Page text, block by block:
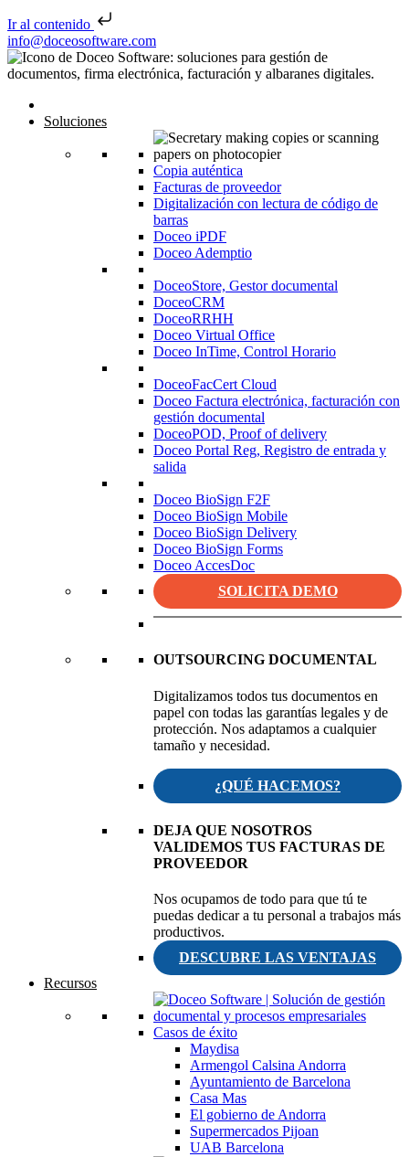
Ir al contenido
Saltar al contenido
info@doceosoftware.com
Soluciones
Copia auténtica
Facturas de proveedor
Digitalización con lectura de código de
barras
Doceo iPDF
Doceo Ademptio
DoceoStore, Gestor documental
DoceoCRM
DoceoRRHH
Doceo Virtual Office
Doceo InTime, Control Horario
DoceoFacCert Cloud
Doceo Factura electrónica, facturación con
gestión documental
DoceoPOD, Proof of delivery
Doceo Portal Reg, Registro de entrada y
salida
Doceo BioSign F2F
Doceo BioSign Mobile
Doceo BioSign Delivery
Doceo BioSign Forms
Doceo AccesDoc
SOLICITA DEMO
OUTSOURCING DOCUMENTAL
Digitalizamos todos tus documentos en
papel con todas las garantías legales y de
protección. Nos adaptamos a cualquier
tamaño y necesidad.
¿QUÉ HACEMOS?
DEJA QUE NOSOTROS
VALIDEMOS TUS FACTURAS DE
PROVEEDOR
Nos ocupamos de todo para que tú te
puedas dedicar a tu personal a trabajos más
productivos.
DESCUBRE LAS VENTAJAS
Recursos
Casos de éxito
Maydisa
Armengol Calsina Andorra
Ayuntamiento de Barcelona
Casa Mas
El gobierno de Andorra
Supermercados Pijoan
UAB Barcelona